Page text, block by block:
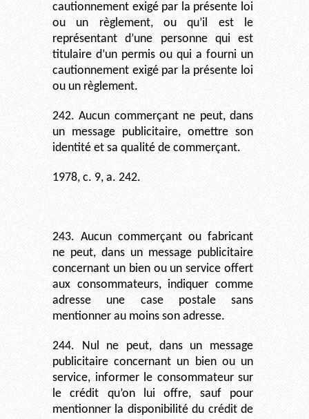
cautionnement exigé par la présente loi
ou un règlement, ou qu’il est le
représentant d’une personne qui est
titulaire d’un permis ou qui a fourni un
cautionnement exigé par la présente loi
ou un règlement.
242. Aucun commerçant ne peut, dans
un message publicitaire, omettre son
identité et sa qualité de commerçant.
1978, c. 9, a. 242.
243. Aucun commerçant ou fabricant
ne peut, dans un message publicitaire
concernant un bien ou un service offert
aux consommateurs, indiquer comme
adresse une case postale sans
mentionner au moins son adresse.
244. Nul ne peut, dans un message
publicitaire concernant un bien ou un
service, informer le consommateur sur
le crédit qu’on lui offre, sauf pour
mentionner la disponibilité du crédit de